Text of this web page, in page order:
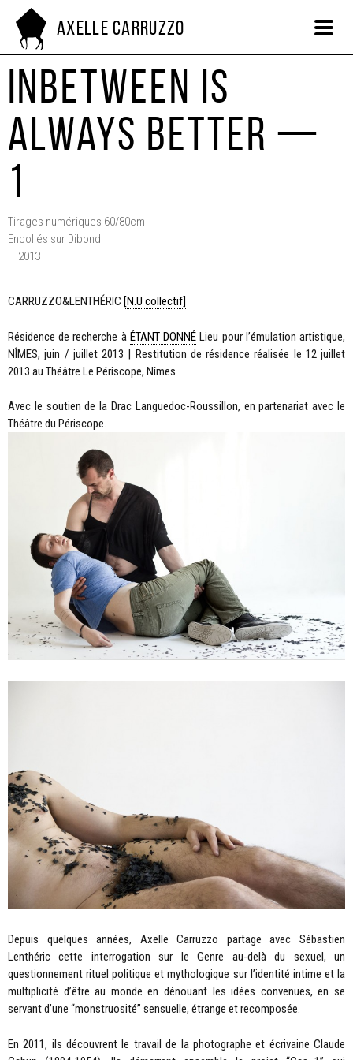
Axelle Carruzzo
Inbetween is
always better —
1
Tirages numériques 60/80cm
Encollés sur Dibond
— 2013
CARRUZZO&LENTHÉRIC [N.U collectif]
Résidence de recherche à ÉTANT DONNÉ Lieu pour l’émulation artistique,
NÎMES, juin / juillet 2013 | Restitution de résidence réalisée le 12 juillet
2013 au Théâtre Le Périscope, Nîmes
Avec le soutien de la Drac Languedoc-Roussillon, en partenariat avec le
Théâtre du Périscope.
Depuis quelques années, Axelle Carruzzo partage avec Sébastien
Lenthéric cette interrogation sur le Genre au-delà du sexuel, un
questionnement rituel politique et mythologique sur l’identité intime et la
multiplicité d’être au monde en dénouant les idées convenues, en se
servant d’une “monstruosité” sensuelle, étrange et recomposée.
En 2011, ils découvrent le travail de la photographe et écrivaine Claude